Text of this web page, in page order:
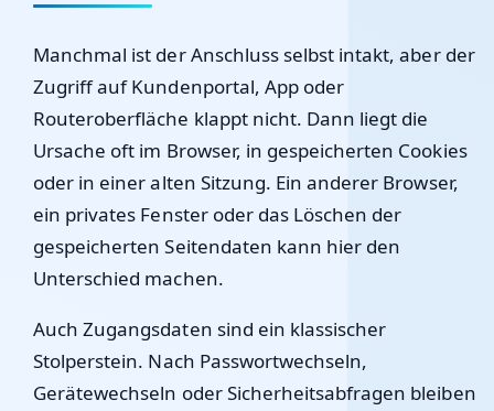
Manchmal ist der Anschluss selbst intakt, aber der
Zugriff auf Kundenportal, App oder
Routeroberfläche klappt nicht. Dann liegt die
Ursache oft im Browser, in gespeicherten Cookies
oder in einer alten Sitzung. Ein anderer Browser,
ein privates Fenster oder das Löschen der
gespeicherten Seitendaten kann hier den
Unterschied machen.
Auch Zugangsdaten sind ein klassischer
Stolperstein. Nach Passwortwechseln,
Gerätewechseln oder Sicherheitsabfragen bleiben